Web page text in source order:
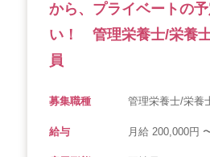
から、プライベートの
い！ 管理栄養士/栄養
員
募集職種 管理栄養士/栄養
給与 月給 200,000円